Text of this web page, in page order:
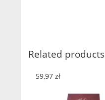
Related products
59,97 zł